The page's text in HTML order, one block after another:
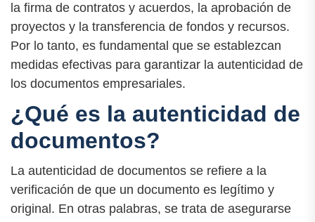
la firma de contratos y acuerdos, la aprobación de
proyectos y la transferencia de fondos y recursos.
Por lo tanto, es fundamental que se establezcan
medidas efectivas para garantizar la autenticidad de
los documentos empresariales.
¿Qué es la autenticidad de
documentos?
La autenticidad de documentos se refiere a la
verificación de que un documento es legítimo y
original. En otras palabras, se trata de asegurarse